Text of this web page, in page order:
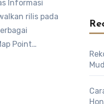
rilis pada
Point…